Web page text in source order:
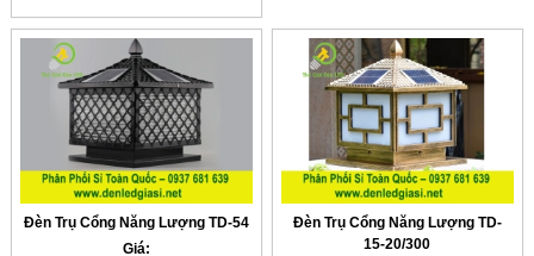
Đèn Trụ Cổng Năng Lượng TD-54
Giá:
Đèn Trụ Cổng Năng Lượng TD-
15-20/300